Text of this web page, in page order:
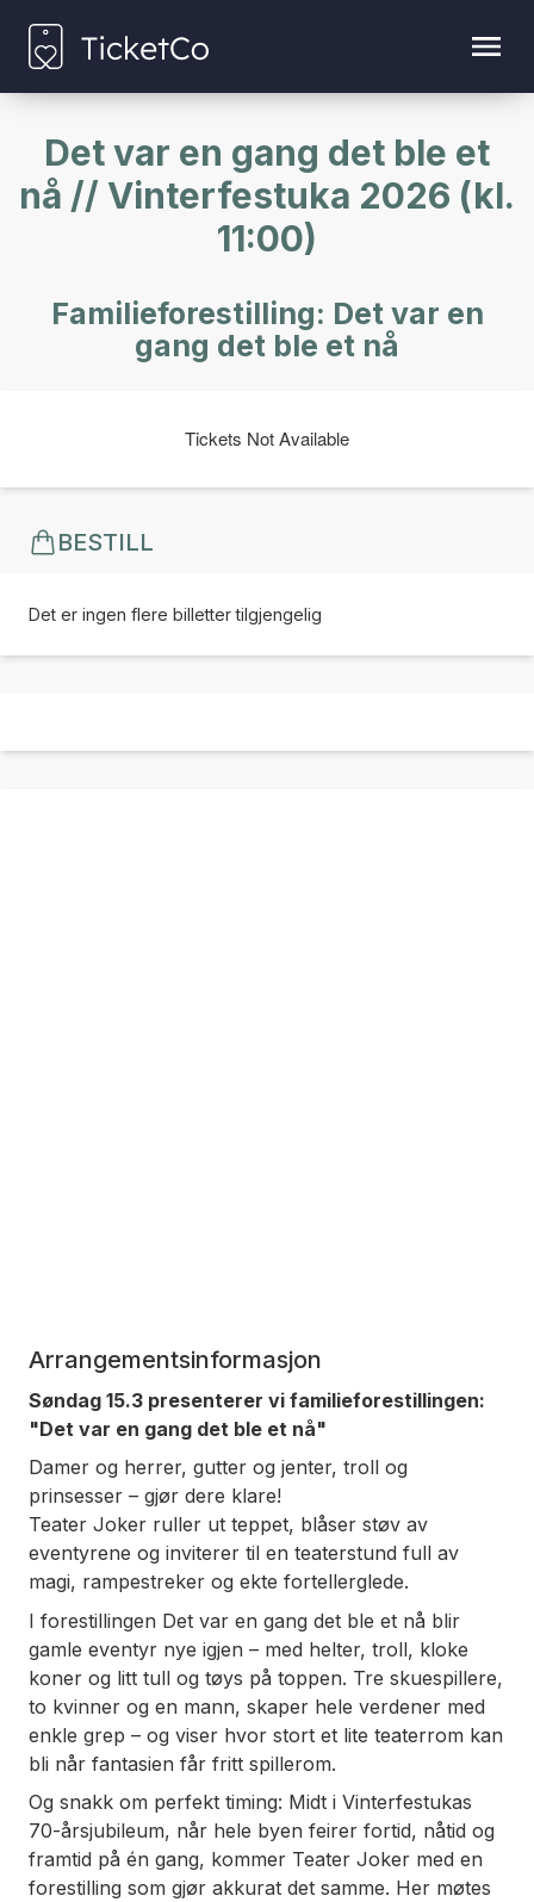
Det var en gang det ble et
nå // Vinterfestuka 2026 (kl.
11:00)
Familieforestilling: Det var en
gang det ble et nå
Tickets Not Available
BESTILL
Det er ingen flere billetter tilgjengelig
Arrangementsinformasjon
Søndag 15.3 presenterer vi familieforestillingen:
"Det var en gang det ble et nå"
Damer og herrer, gutter og jenter, troll og
prinsesser – gjør dere klare!
Teater Joker ruller ut teppet, blåser støv av
eventyrene og inviterer til en teaterstund full av
magi, rampestreker og ekte fortellerglede.
I forestillingen Det var en gang det ble et nå blir
gamle eventyr nye igjen – med helter, troll, kloke
koner og litt tull og tøys på toppen. Tre skuespillere,
to kvinner og en mann, skaper hele verdener med
enkle grep – og viser hvor stort et lite teaterrom kan
bli når fantasien får fritt spillerom.
Og snakk om perfekt timing: Midt i Vinterfestukas
70-årsjubileum, når hele byen feirer fortid, nåtid og
framtid på én gang, kommer Teater Joker med en
forestilling som gjør akkurat det samme. Her møtes